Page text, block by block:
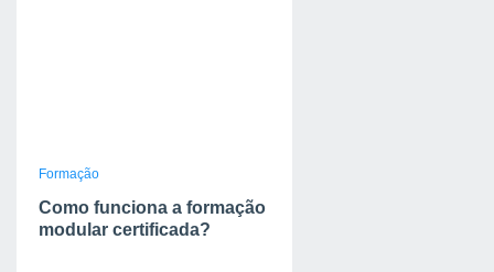
Formação
Como funciona a formação
modular certificada?